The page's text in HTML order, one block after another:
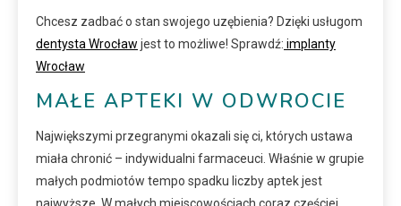
Chcesz zadbać o stan swojego uzębienia? Dzięki usługom
dentysta Wrocław jest to możliwe! Sprawdź: implanty
Wrocław
MAŁE APTEKI W ODWROCIE
Największymi przegranymi okazali się ci, których ustawa
miała chronić – indywidualni farmaceuci. Właśnie w grupie
małych podmiotów tempo spadku liczby aptek jest
najwyższe. W małych miejscowościach coraz częściej